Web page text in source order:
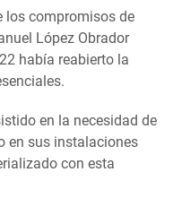
los compromisos de
López Obrador
había reabierto la
en la necesidad de
en sus instalaciones
con esta